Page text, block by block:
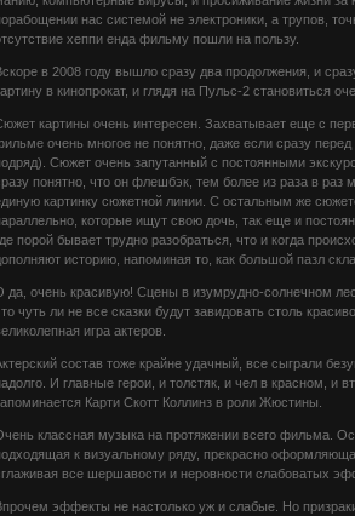
нас системой не электроники, а трупов,
хеппи енда фильму пошли на пользу.
в 2008 году вышло сразу два продолжения, и
в кинопрокат, и глядя на Пульс-2 становиться
картины очень интересен. Захватывает еще с
очень многое не понятно, даже если сразу
Сюжет очень запутанный с постоянными
понятно, что он флешбэк, тем более из раза в раз
картинку сюжетной линии. С остальным же
которые ищут свою дочь, так еще и
порой бывает трудно разобраться, что и когда
историю, напоминая то, как большой пазл
да, очень красивую! Сцены в изумрудно-солнечном
чуть ли не все сказки будут завидовать столь
игра актеров.
состав тоже крайне удачный, все сыграли
И главные герои, и толстяк, и чел в красном, и
Карти Скотт Коллинз в роли Жюстины.
классная музыка на протяжении всего фильма.
к визуальному ряду, прекрасно
все шершавости и неровности слабоватых
эффекты не настолько уж и слабые. Но